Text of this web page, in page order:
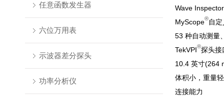
任意函数发生器
六位万用表
示波器差分探头
功率分析仪
Wave Inspector
MyScope®自
53 种自动测量
TekVPI®探头接
10.4 英寸(264
体积小，重量
连接能力